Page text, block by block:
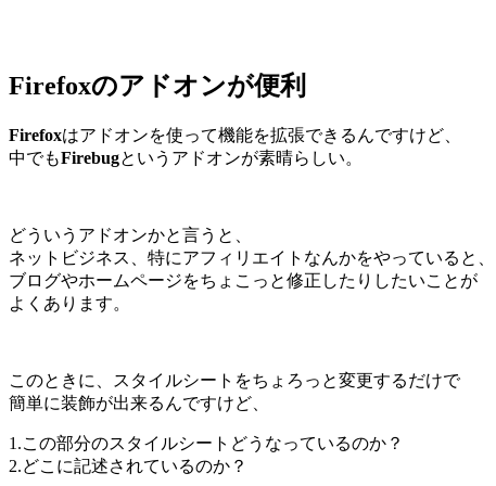
Firefoxのアドオンが便利
Firefoxはアドオンを使って機能を拡張できるんですけど、
中でもFirebugというアドオンが素晴らしい。
どういうアドオンかと言うと、
ネットビジネス、特にアフィリエイトなんかをやっていると、
ブログやホームページをちょこっと修正したりしたいことが
よくあります。
このときに、スタイルシートをちょろっと変更するだけで
簡単に装飾が出来るんですけど、
1.この部分のスタイルシートどうなっているのか？
2.どこに記述されているのか？